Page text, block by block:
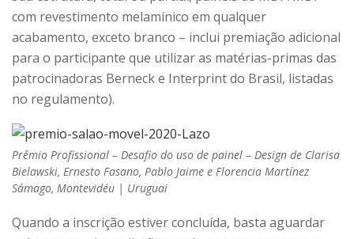
com revestimento melamínico em qualquer
acabamento, exceto branco – inclui premiação adicional
para o participante que utilizar as matérias-primas das
patrocinadoras Berneck e Interprint do Brasil, listadas
no regulamento).
Prêmio Profissional – Desafio do uso de painel – Design de Clarisa
Bielawski, Ernesto Fasano, Pablo Jaime e Florencia Martínez
Sámago, Montevidéu | Uruguai
Quando a inscrição estiver concluída, basta aguardar